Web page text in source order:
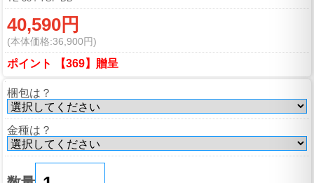
40,590円
(本体価格:36,900円)
ポイント 【369】贈呈
梱包は？
金種は？